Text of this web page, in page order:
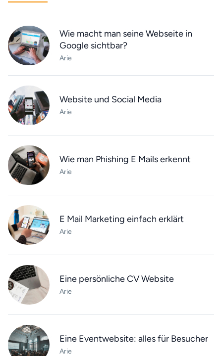
Wie macht man seine Webseite in
Google sichtbar?
Arie
Website und Social Media
Arie
Wie man Phishing E Mails erkennt
Arie
E Mail Marketing einfach erklärt
Arie
Eine persönliche CV Website
Arie
Eine Eventwebsite: alles für Besucher
Arie